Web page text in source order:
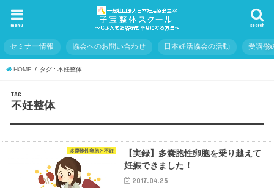
search
menu
セミナー情報 協会へのお問い合わせ 日本妊活協会の活動 受講生
HOME タグ : 不妊整体
TAG
不妊整体
多嚢胞性卵胞と不妊
【実録】多嚢胞性卵胞を乗り越えて
妊娠できました！
2017.04.25